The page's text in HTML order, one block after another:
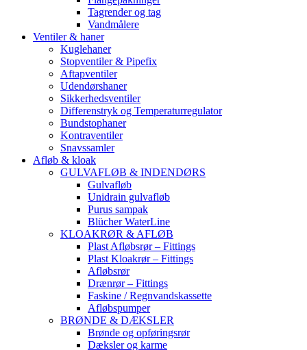
Tagrender og tag
Vandmålere
Ventiler & haner
Kuglehaner
Stopventiler & Pipefix
Aftapventiler
Udendørshaner
Sikkerhedsventiler
Differenstryk og Temperaturregulator
Bundstophaner
Kontraventiler
Snavssamler
Afløb & kloak
GULVAFLØB & INDENDØRS
Gulvafløb
Unidrain gulvafløb
Purus sampak
Blücher WaterLine
KLOAKRØR & AFLØB
Plast Afløbsrør – Fittings
Plast Kloakrør – Fittings
Afløbsrør
Drænrør – Fittings
Faskine / Regnvandskassette
Afløbspumper
BRØNDE & DÆKSLER
Brønde og opføringsrør
Dæksler og karme